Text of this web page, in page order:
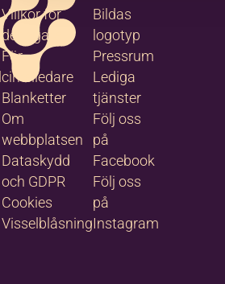
Villkor för
deltagare
För
cirkelledare
Blanketter
Om
webbplatsen
Dataskydd
och GDPR
Cookies
Visselblåsning
Bildas
logotyp
Pressrum
Lediga
tjänster
Följ oss
på
Facebook
Följ oss
på
Instagram